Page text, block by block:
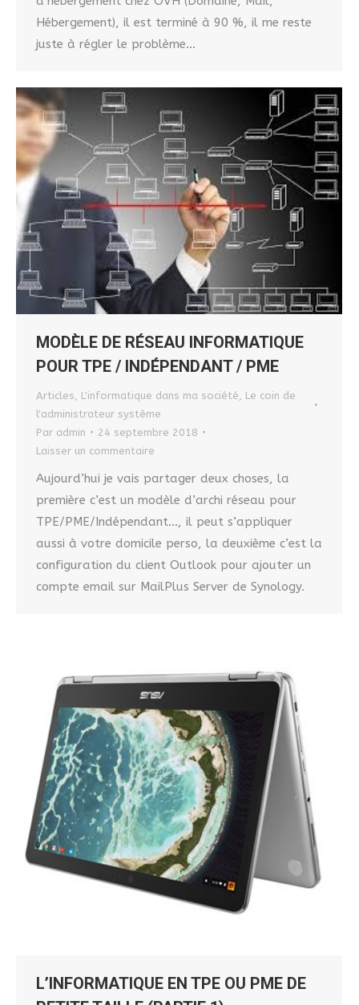
Hébergement), il est terminé à 90 %, il me reste
juste à régler le problème…
MODÈLE DE RÉSEAU INFORMATIQUE
POUR TPE / INDÉPENDANT / PME
Articles L'informatique dans ma société
Le coin de
l'administrateur système
Par admin
24 septembre 2018
Laisser un commentaire
Aujourd’hui je vais partager deux choses, la
première c’est un modèle d’archi réseau pour
TPE/PME/Indépendant…, il peut s’appliquer
aussi à votre domicile perso, la deuxième c’est la
configuration du client Outlook pour ajouter un
compte email sur MailPlus Server de Synology.
L’INFORMATIQUE EN TPE OU PME DE